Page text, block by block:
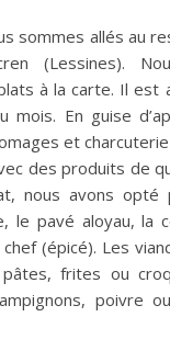
(Lessines).
à la carte. Il est
mois. En guise
et
des produits de
nous avons opté
le pavé aloyau, la
(épicé). Les
frites ou
poivre